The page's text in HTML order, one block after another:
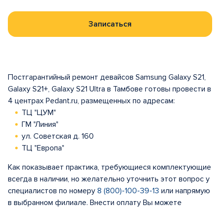
Записаться
Постгарантийный ремонт девайсов Samsung Galaxy S21,
Galaxy S21+, Galaxy S21 Ultra в Тамбове готовы провести в
4 центрах Pedant.ru, размещенных по адресам:
ТЦ "ЦУМ"
ГМ "Линия"
ул. Советская д. 160
ТЦ "Европа"
Как показывает практика, требующиеся комплектующие
всегда в наличии, но желательно уточнить этот вопрос у
специалистов по номеру 8 (800)-100-39-13 или напрямую
в выбранном филиале. Внести оплату Вы можете